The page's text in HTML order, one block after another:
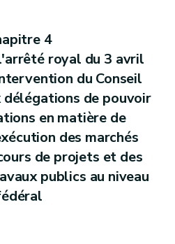
4
royal du 3 avril
du Conseil
délégations de pouvoir
en matière de
des marchés
de projets et des
publics au niveau